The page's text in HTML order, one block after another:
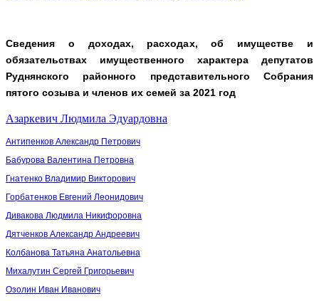
Сведения о доходах, расходах, об имуществе и
обязательствах имущественного характера депутатов
Руднянского районного представительного Собрания
пятого созыва и членов их семей за 2021 год
Азаркевич Людмила Эдуардовна
Антипенков Александр Петрович
Бабурова Валентина Петровна
Гнатенко Владимир Викторович
Горбатенков Евгений Леонидович
Дивакова Людмила Никифоровна
Дятченков Александр Андреевич
Колбанова Татьяна Анатольевна
Михалутин Сергей Григорьевич
Озолин Иван Иванович